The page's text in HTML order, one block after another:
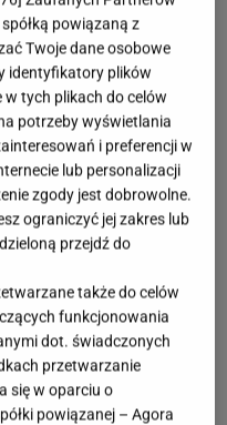
powiązaną z
Twoje dane osobowe
identyfikatory plików
tych plikach do celów
potrzeby wyświetlania
i preferencji w
lub personalizacji
zgody jest dobrowolne.
ograniczyć jej zakres lub
przejdź do
także do celów
funkcjonowania
dot. świadczonych
przetwarzanie
się w oparciu o
powiązanej – Agora